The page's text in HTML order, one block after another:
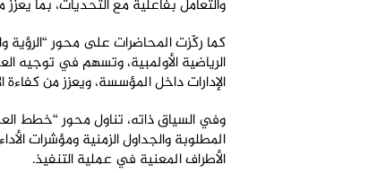
والتعامل بفاعلية مع التحديات، بما
كما ركّزت المحاضرات على محور “الرؤية
الرياضية الأولمبية، وتسهم في توجيه
الإدارات داخل المؤسسة، ويعزز من كفاءة
وفي السياق ذاته، تناول محور “خطط
المطلوبة والجداول الزمنية ومؤشرات
الأطراف المعنية في عملية التنفيذ.